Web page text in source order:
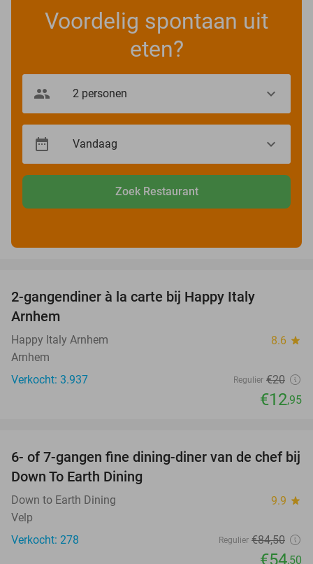
Voordelig spontaan uit
eten?
Zoek Restaurant
2-gangendiner à la carte bij Happy Italy
Arnhem
Happy Italy Arnhem 8.6 star
Arnhem
Verkocht: 3.937
Regulier €20
€12,95
36%
6- of 7-gangen fine dining-diner van de chef bij
Down To Earth Dining
Down to Earth Dining 9.9 star
Velp
Verkocht: 278
Regulier €84,50
€54,50